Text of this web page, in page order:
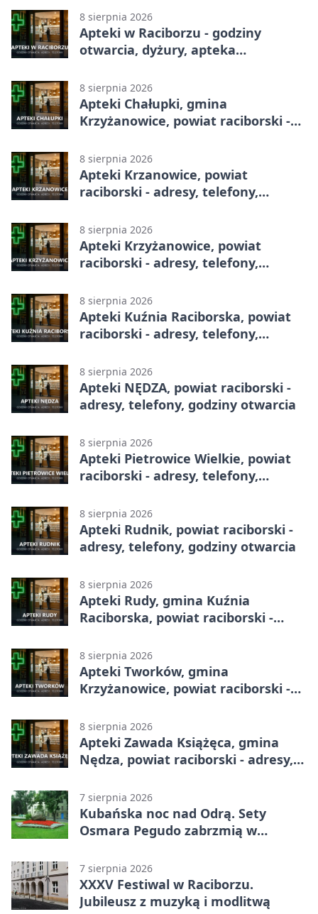
8 sierpnia 2026
Apteki w Raciborzu - godziny
otwarcia, dyżury, apteka
8 sierpnia 2026
Apteki Chałupki, gmina
Krzyżanowice, powiat raciborski -
8 sierpnia 2026
Apteki Krzanowice, powiat
raciborski - adresy, telefony,
8 sierpnia 2026
Apteki Krzyżanowice, powiat
raciborski - adresy, telefony,
8 sierpnia 2026
Apteki Kuźnia Raciborska, powiat
raciborski - adresy, telefony,
8 sierpnia 2026
Apteki NĘDZA, powiat raciborski -
adresy, telefony, godziny otwarcia
8 sierpnia 2026
Apteki Pietrowice Wielkie, powiat
raciborski - adresy, telefony,
8 sierpnia 2026
Apteki Rudnik, powiat raciborski -
adresy, telefony, godziny otwarcia
8 sierpnia 2026
Apteki Rudy, gmina Kuźnia
Raciborska, powiat raciborski -
8 sierpnia 2026
Apteki Tworków, gmina
Krzyżanowice, powiat raciborski -
8 sierpnia 2026
Apteki Zawada Książęca, gmina
Nędza, powiat raciborski - adresy,
7 sierpnia 2026
Kubańska noc nad Odrą. Sety
Osmara Pegudo zabrzmią w
7 sierpnia 2026
XXXV Festiwal w Raciborzu.
Jubileusz z muzyką i modlitwą